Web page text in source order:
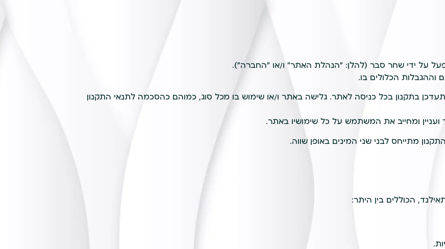
הכלולים בו.
בתקנון בכל כניסה לאתר. גלישה באתר ו/או שימוש בו מכל סוג, כמוהם כהסכמה לתנאי התקנון
ומחייב את המשתמש על כל שימושיו באתר.
מתייחס לבני שני המינים באופן שווה.
הכוללים בין היתר: